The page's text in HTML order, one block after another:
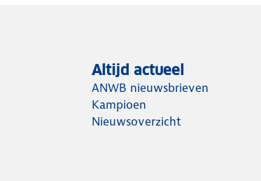
Altijd actueel
ANWB nieuwsbrieven
Kampioen
Nieuwsoverzicht